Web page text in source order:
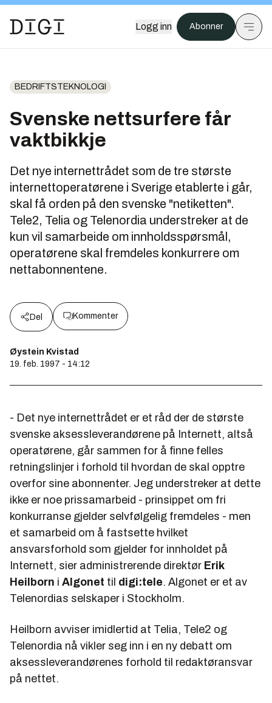
Logg inn Abonner
BEDRIFTSTEKNOLOGI
Svenske nettsurfere får
vaktbikkje
Det nye internettrådet som de tre største
internettoperatørene i Sverige etablerte i går,
skal få orden på den svenske "netiketten".
Tele2, Telia og Telenordia understreker at de
kun vil samarbeide om innholdsspørsmål,
operatørene skal fremdeles konkurrere om
nettabonnentene.
Del Kommenter
Øystein Kvistad
19. feb. 1997 - 14:12
- Det nye internettrådet er et råd der de største
svenske aksessleverandørene på Internett, altså
operatørene, går sammen for å finne felles
retningslinjer i forhold til hvordan de skal opptre
overfor sine abonnenter. Jeg understreker at dette
ikke er noe prissamarbeid - prinsippet om fri
konkurranse gjelder selvfølgelig fremdeles - men
et samarbeid om å fastsette hvilket
ansvarsforhold som gjelder for innholdet på
Internett, sier administrerende direktør Erik
Heilborn i Algonet til digi:tele. Algonet er et av
Telenordias selskaper i Stockholm.
Heilborn avviser imidlertid at Telia, Tele2 og
Telenordia nå vikler seg inn i en ny debatt om
aksessleverandørenes forhold til redaktøransvar
på nettet.